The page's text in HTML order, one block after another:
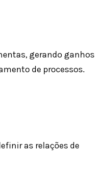
gerando ganhos
de processos.
as relações de